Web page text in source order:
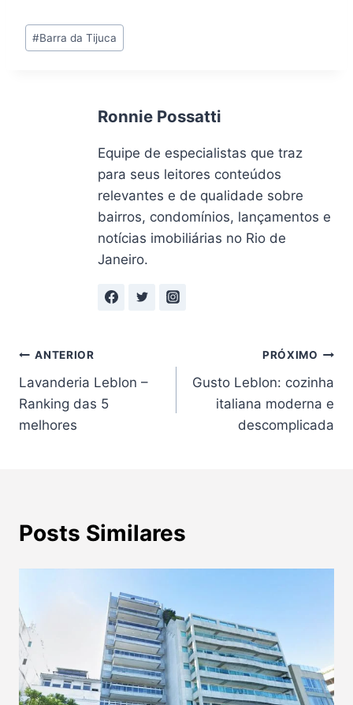
Tags
do
#Barra da Tijuca
Ronnie Possatti
Equipe de especialistas que traz
para seus leitores conteúdos
relevantes e de qualidade sobre
bairros, condomínios, lançamentos e
notícias imobiliárias no Rio de
Janeiro.
Navegação
de
Post
ANTERIOR
Lavanderia Leblon –
Ranking das 5
melhores
PRÓXIMO
Gusto Leblon: cozinha
italiana moderna e
descomplicada
Posts Similares